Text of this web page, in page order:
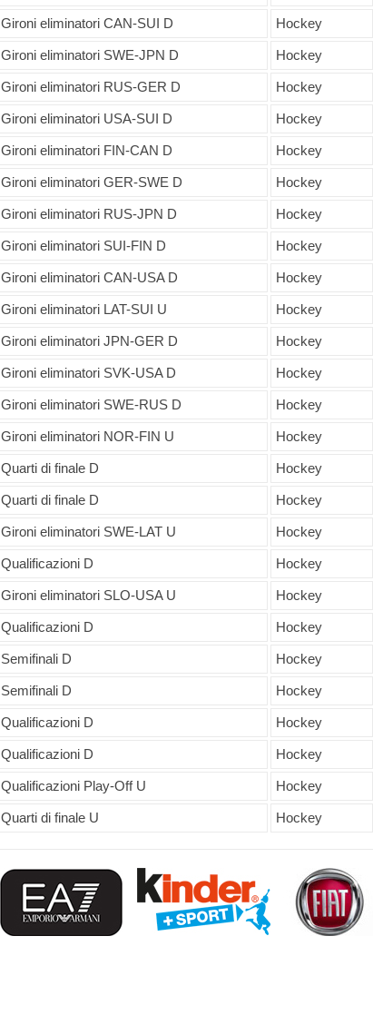
Gironi eliminatori CAN-SUI D Hockey
Gironi eliminatori SWE-JPN D Hockey
Gironi eliminatori RUS-GER D Hockey
Gironi eliminatori USA-SUI D Hockey
Gironi eliminatori FIN-CAN D Hockey
Gironi eliminatori GER-SWE D Hockey
Gironi eliminatori RUS-JPN D Hockey
Gironi eliminatori SUI-FIN D Hockey
Gironi eliminatori CAN-USA D Hockey
Gironi eliminatori LAT-SUI U Hockey
Gironi eliminatori JPN-GER D Hockey
Gironi eliminatori SVK-USA D Hockey
Gironi eliminatori SWE-RUS D Hockey
Gironi eliminatori NOR-FIN U Hockey
Quarti di finale D Hockey
Quarti di finale D Hockey
Gironi eliminatori SWE-LAT U Hockey
Qualificazioni D Hockey
Gironi eliminatori SLO-USA U Hockey
Qualificazioni D Hockey
Semifinali D Hockey
Semifinali D Hockey
Qualificazioni D Hockey
Qualificazioni D Hockey
Qualificazioni Play-Off U Hockey
Quarti di finale U Hockey